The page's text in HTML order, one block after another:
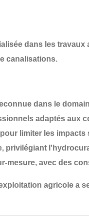
dans les travaux
canalisations.
dans le
adaptés aux
pour limiter les impacts
, privilégiant
mesure, avec des
agricole a